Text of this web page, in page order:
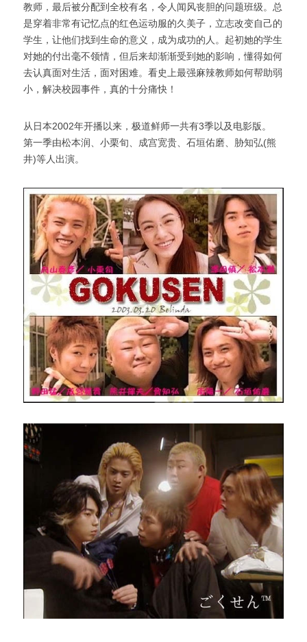
教师，最后被分配到全校有名，令人闻风丧胆的问题班级。总
是穿着非常有记忆点的红色运动服的久美子，立志改变自己的
学生，让他们找到生命的意义，成为成功的人。起初她的学生
对她的付出毫不领情，但后来却渐渐受到她的影响，懂得如何
去认真面对生活，面对困难。看史上最强麻辣教师如何帮助弱
小，解决校园事件，真的十分痛快！
从日本2002年开播以来，极道鲜师一共有3季以及电影版。
第一季由松本润、小栗旬、成宫宽贵、石垣佑磨、胁知弘(熊
井)等人出演。